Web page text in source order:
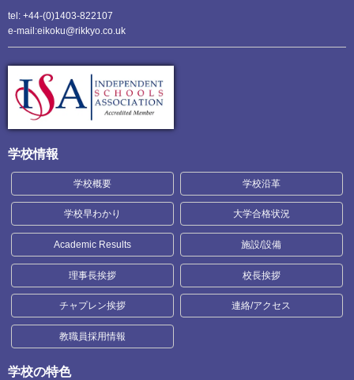
tel: +44-(0)1403-822107
e-mail:eikoku@rikkyo.co.uk
学校情報
学校概要 学校沿革
学校早わかり 大学合格状況
Academic Results 施設/設備
理事長挨拶 校長挨拶
チャプレン挨拶 連絡/アクセス
教職員採用情報
学校の特色